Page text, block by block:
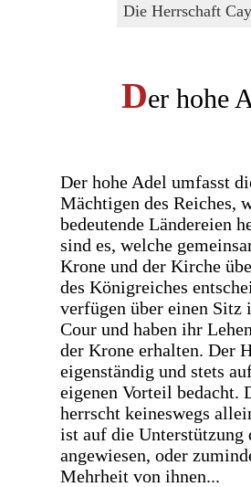
Die Herrschaft
Der hohe
Der hohe Adel umfasst
Mächtigen des Reiches,
bedeutende Ländereien
sind es, welche
Krone und der Kirche
des Königreiches
verfügen über einen Sitz
Cour und haben ihr
der Krone erhalten. Der
eigenständig und stets
eigenen Vorteil bedacht.
herrscht keineswegs
ist auf die Unterstützung
angewiesen, oder
Mehrheit von ihnen...